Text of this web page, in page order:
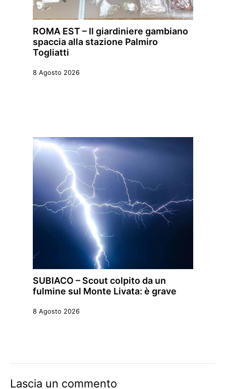
ROMA EST – Il giardiniere gambiano
spaccia alla stazione Palmiro
Togliatti
8 Agosto 2026
SUBIACO – Scout colpito da un
fulmine sul Monte Livata: è grave
8 Agosto 2026
Lascia un commento